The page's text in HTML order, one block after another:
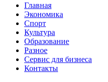
Главная
Экономика
Спорт
Культура
Образование
Разное
Сервис для бизнеса
Контакты